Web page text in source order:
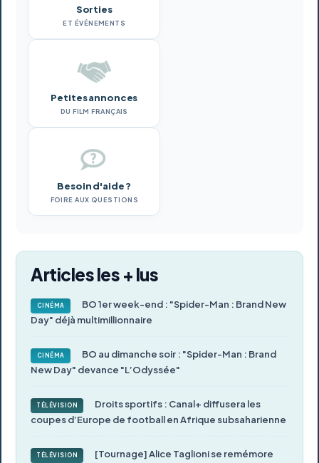
Sorties
ET ÉVÉNEMENTS
Petites annonces
DU FILM FRANÇAIS
Besoin d'aide ?
FOIRE AUX QUESTIONS
Articles les + lus
CINÉMA
BO 1er week-end : "Spider-Man : Brand New
Day" déjà multimillionnaire
CINÉMA
BO au dimanche soir : "Spider-Man : Brand
New Day" devance "L’Odyssée"
TÉLÉVISION
Droits sportifs : Canal+ diffusera les
coupes d’Europe de football en Afrique subsaharienne
TÉLÉVISION
[Tournage] Alice Taglioni se remémore